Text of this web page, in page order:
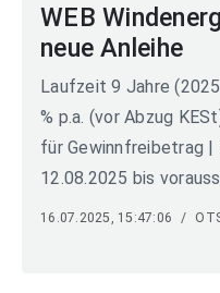
WEB
neue Anleihe
Laufzeit 9 Jahre
% p.a. (vor Abzug
für Gewinnfreibetrag
12.08.2025 bis
16.07.2025, 15:47:06 /